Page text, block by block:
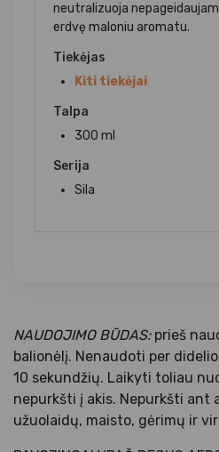
neutralizuoja
erdvę maloniu aromatu.
Tiekėjas
Kiti tiekėjai
Talpa
300 ml
Serija
Sila
NAUDOJIMO BŪDAS:prieš
balionėlį. Nenaudoti per
10 sekundžių. Laikyti toliau
nepurkšti į akis. Nepurkšti ant
užuolaidų, maisto, gėrimų ir